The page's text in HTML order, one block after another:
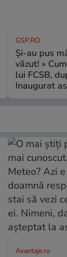
GSP.RO
Și-au pus
văzut! »
lui FCSB,
Inaugurat
Avantaje.ro